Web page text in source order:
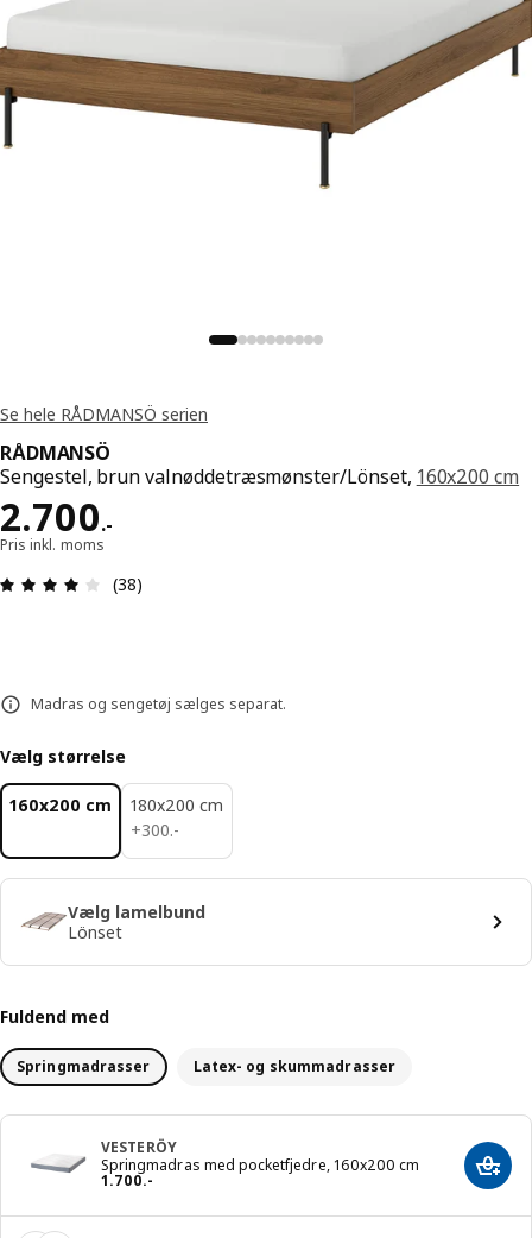
Se hele RÅDMANSÖ serien
RÅDMANSÖ
Sengestel, brun valnøddetræsmønster/Lönset, 160x200 cm
2.700.-
Pris 2700.-
Pris inkl. moms
Anmeldelse: 4.1 Ud af 5 Stjerner. Anmeldelser i
(38)
Madras og sengetøj sælges separat.
Vælg størrelse
160x200 cm
180x200 cm
+300.-
300.-
Vælg lamelbund
Lönset
Fuldend med
Springmadrasser Latex- og skummadrasser
VESTERÖY
Springmadras med pocketfjedre, 160x200 cm
1.700.-
Pris 1700.- Læg i